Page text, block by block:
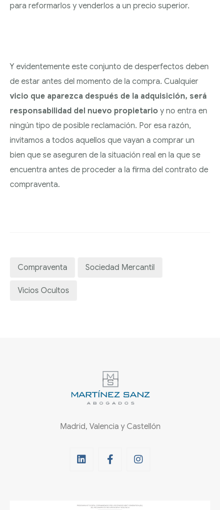
para reformarlos y venderlos a un precio superior.
Y evidentemente este conjunto de desperfectos deben
de estar antes del momento de la compra. Cualquier
vicio que aparezca después de la adquisición, será
responsabilidad del nuevo propietario y no entra en
ningún tipo de posible reclamación. Por esa razón,
invitamos a todos aquellos que vayan a comprar un
bien que se aseguren de la situación real en la que se
encuentra antes de proceder a la firma del contrato de
compraventa.
Compraventa Sociedad Mercantil
Vicios Ocultos
Madrid, Valencia y Castellón